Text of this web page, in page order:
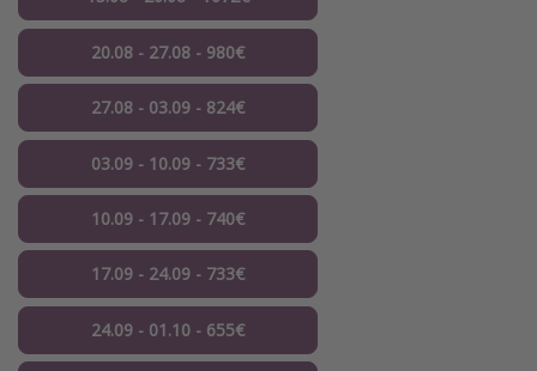
20.08 - 27.08 - 980€
27.08 - 03.09 - 824€
03.09 - 10.09 - 733€
10.09 - 17.09 - 740€
17.09 - 24.09 - 733€
24.09 - 01.10 - 655€